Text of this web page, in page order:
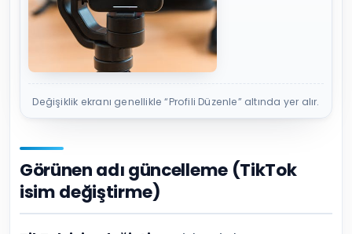
Değişiklik ekranı genellikle “Profili Düzenle” altında yer alır.
Görünen adı güncelleme (TikTok
isim değiştirme)